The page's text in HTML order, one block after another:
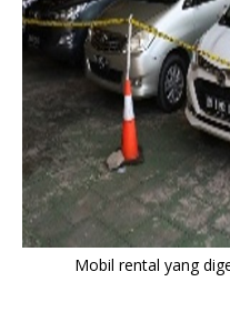
Mobil rental yang